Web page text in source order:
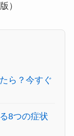
）
ら？今すぐ
8つの症状